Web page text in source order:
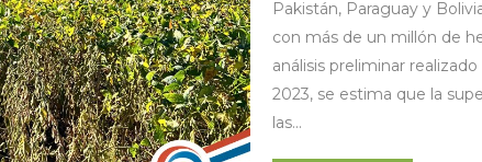
Pakistán, Paraguay y
con más de un millón de
análisis preliminar
2023, se estima que la
las...